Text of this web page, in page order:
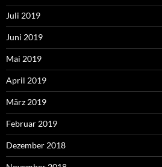
Juli 2019
Juni 2019
Mai 2019
April 2019
März 2019
Februar 2019
Dezember 2018